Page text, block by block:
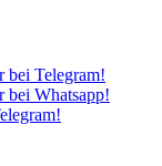
bei Telegram!
bei Whatsapp!